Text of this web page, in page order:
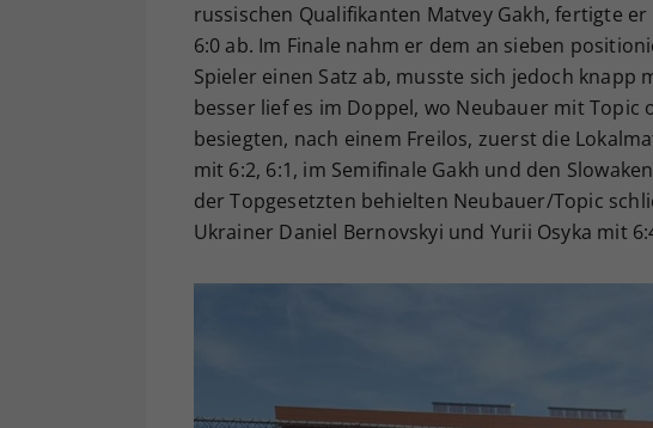
russischen Qualifikanten Matvey Gakh, fertigte
6:0 ab. Im Finale nahm er dem an sieben
Spieler einen Satz ab, musste sich jedoch knapp
besser lief es im Doppel, wo Neubauer mit Topic
besiegten, nach einem Freilos, zuerst die
mit 6:2, 6:1, im Semifinale Gakh und den
der Topgesetzten behielten Neubauer/Topic
Ukrainer Daniel Bernovskyi und Yurii Osyka mit